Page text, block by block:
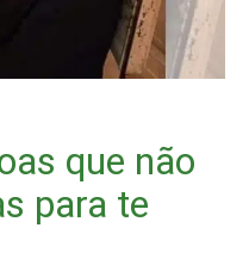
que não
para te